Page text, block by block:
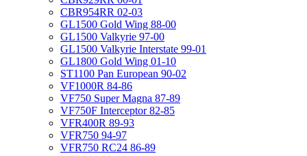
CBR954RR 02-03
GL1500 Gold Wing 88-00
GL1500 Valkyrie 97-00
GL1500 Valkyrie Interstate 99-01
GL1800 Gold Wing 01-10
ST1100 Pan European 90-02
VF1000R 84-86
VF750 Super Magna 87-89
VF750F Interceptor 82-85
VFR400R 89-93
VFR750 94-97
VFR750 RC24 86-89